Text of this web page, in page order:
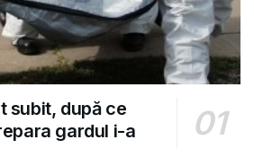
subit, după ce
gardul i-a